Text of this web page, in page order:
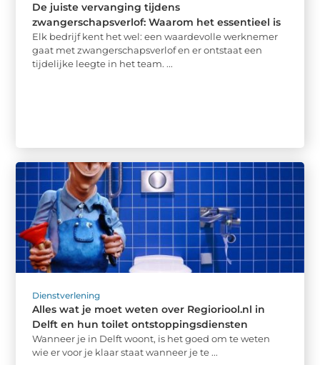
De juiste vervanging tijdens
zwangerschapsverlof: Waarom het essentieel is
Elk bedrijf kent het wel: een waardevolle werknemer
gaat met zwangerschapsverlof en er ontstaat een
tijdelijke leegte in het team. ...
Dienstverlening
Alles wat je moet weten over Regioriool.nl in
Delft en hun toilet ontstoppingsdiensten
Wanneer je in Delft woont, is het goed om te weten
wie er voor je klaar staat wanneer je te ...